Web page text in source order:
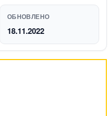
ОБНОВЛЕНО
18.11.2022